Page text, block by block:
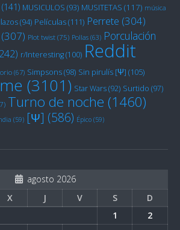
(141) MUSICULOS (93) MUSITETAS (117) música
(94) Películas(111) Perrete (304)
(307) Plot twist (75) Pollas (63) Porculación
r/Interesting(100) Reddit
(67) Simpsons(98) Sin pirulís [Ψ] (105)
(3101) Star Wars(92) Surtido (97)
Turno de noche (1460)
(59) [Ψ] (586) Épico (59)
agosto 2026
X J V S
D
1
2